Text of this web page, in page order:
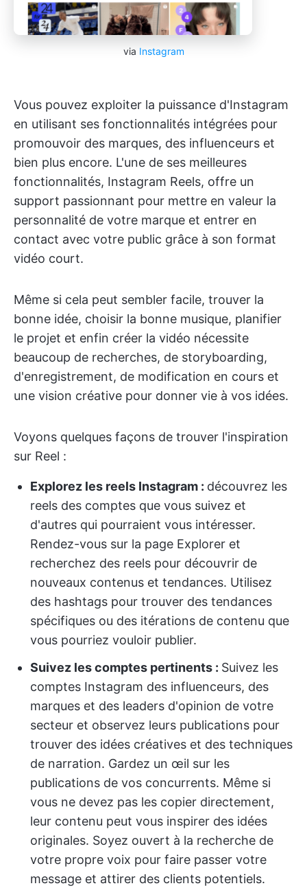
via Instagram
Vous pouvez exploiter la puissance d'Instagram
en utilisant ses fonctionnalités intégrées pour
promouvoir des marques, des influenceurs et
bien plus encore. L'une de ses meilleures
fonctionnalités, Instagram Reels, offre un
support passionnant pour mettre en valeur la
personnalité de votre marque et entrer en
contact avec votre public grâce à son format
vidéo court.
Même si cela peut sembler facile, trouver la
bonne idée, choisir la bonne musique, planifier
le projet et enfin créer la vidéo nécessite
beaucoup de recherches, de storyboarding,
d'enregistrement, de modification en cours et
une vision créative pour donner vie à vos idées.
Voyons quelques façons de trouver l'inspiration
sur Reel :
Explorez les reels Instagram : découvrez les
reels des comptes que vous suivez et
d'autres qui pourraient vous intéresser.
Rendez-vous sur la page Explorer et
recherchez des reels pour découvrir de
nouveaux contenus et tendances. Utilisez
des hashtags pour trouver des tendances
spécifiques ou des itérations de contenu que
vous pourriez vouloir publier.
Suivez les comptes pertinents : Suivez les
comptes Instagram des influenceurs, des
marques et des leaders d'opinion de votre
secteur et observez leurs publications pour
trouver des idées créatives et des techniques
de narration. Gardez un œil sur les
publications de vos concurrents. Même si
vous ne devez pas les copier directement,
leur contenu peut vous inspirer des idées
originales. Soyez ouvert à la recherche de
votre propre voix pour faire passer votre
message et attirer des clients potentiels.